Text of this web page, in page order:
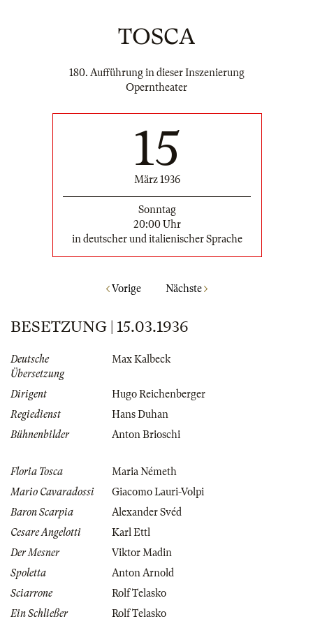
TOSCA
180. Aufführung in dieser Inszenierung
Operntheater
15
März 1936
Sonntag
20:00 Uhr
in deutscher und italienischer Sprache
Vorige Nächste
BESETZUNG | 15.03.1936
Deutsche
Übersetzung
Max Kalbeck
Dirigent
Hugo Reichenberger
Regiedienst
Hans Duhan
Bühnenbilder
Anton Brioschi
Floria Tosca
Maria Németh
Mario Cavaradossi
Giacomo Lauri-Volpi
Baron Scarpia
Alexander Svéd
Cesare Angelotti
Karl Ettl
Der Mesner
Viktor Madin
Spoletta
Anton Arnold
Sciarrone
Rolf Telasko
Ein Schließer
Rolf Telasko